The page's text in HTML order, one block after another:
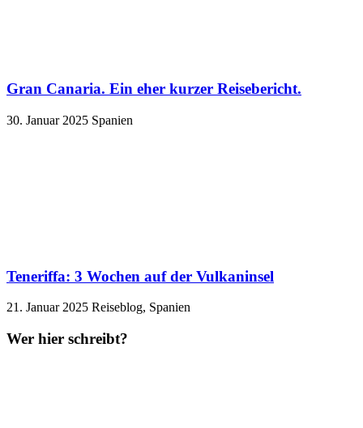
Gran Canaria. Ein eher kurzer Reisebericht.
30. Januar 2025 Spanien
Teneriffa: 3 Wochen auf der Vulkaninsel
21. Januar 2025 Reiseblog, Spanien
Wer hier schreibt?